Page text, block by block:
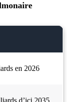
en 2026
d’ici 2035